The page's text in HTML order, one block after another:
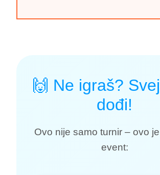
🙌 Ne igraš?
dođi!
Ovo nije samo turnir – ovo
event: